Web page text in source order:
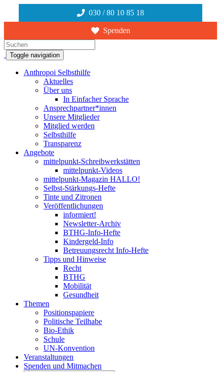
030 / 80 10 85 18
Spenden
Suchen
Toggle navigation
Anthropoi Selbsthilfe
Aktuelles
Über uns
In Einfacher Sprache
Ansprechpartner*innen
Unsere Mitglieder
Mitglied werden
Selbsthilfe
Transparenz
Angebote
mittelpunkt-Schreibwerkstätten
mittelpunkt-Videos
mittelpunkt-Magazin HALLO!
Selbst-Stärkungs-Hefte
Tinte und Zitronen
Veröffentlichungen
informiert!
Newsletter-Archiv
BTHG-Info-Hefte
Kindergeld-Info
Betreuungsrecht Info-Hefte
Tipps und Hinweise
Recht
BTHG
Mobilität
Gesundheit
Themen
Positionspapiere
Politische Teilhabe
Bio-Ethik
Schule
UN-Konvention
Veranstaltungen
Spenden und Mitmachen